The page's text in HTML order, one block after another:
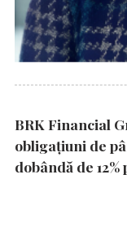
BRK Financial
obligațiuni de
dobândă de 12%